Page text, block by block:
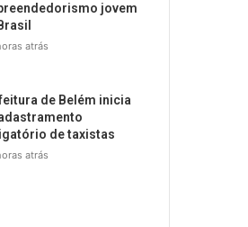
jovem
atrás
de Belém inicia
de taxistas
atrás